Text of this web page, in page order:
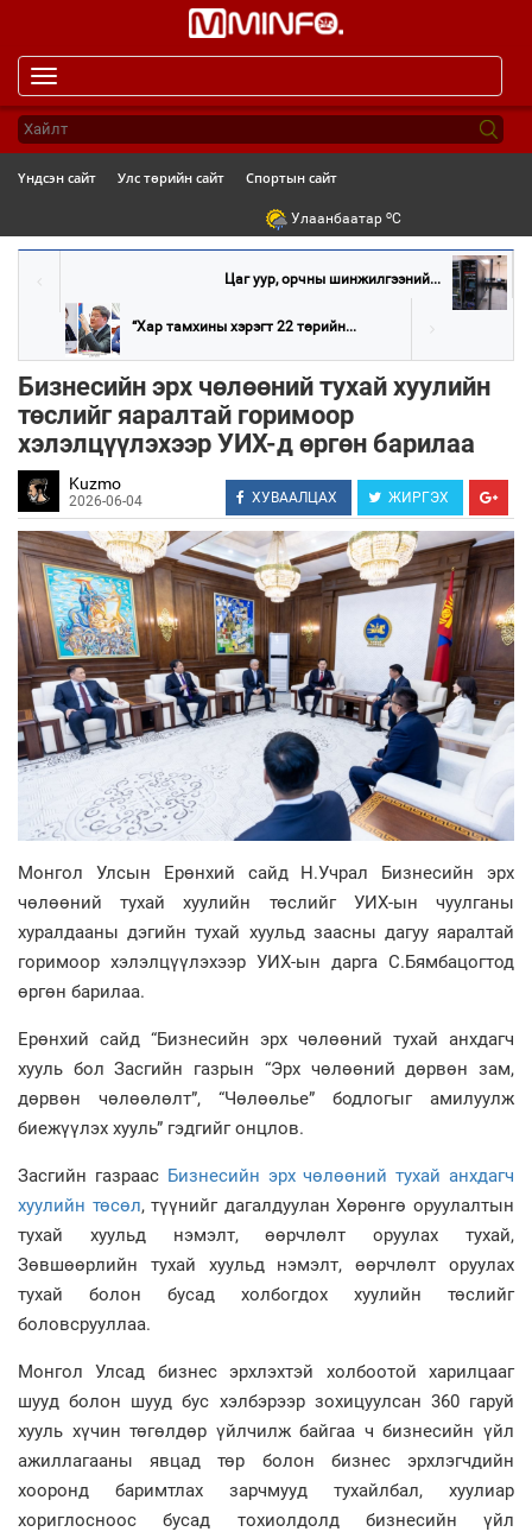
navigation
Үндсэн сайт Улс төрийн сайт Спортын сайт
Улаанбаатар oC
Цаг уур, орчны шинжилгээний...
“Хар тамхины хэрэгт 22 төрийн...
Бизнесийн эрх чөлөөний тухай хуулийн
төслийг яаралтай горимоор
хэлэлцүүлэхээр УИХ-д өргөн барилаа
Kuzmo
2026-06-04 ХУВААЛЦАХ ЖИРГЭХ
Монгол Улсын Ерөнхий сайд Н.Учрал Бизнесийн эрх
чөлөөний тухай хуулийн төслийг УИХ-ын чуулганы
хуралдааны дэгийн тухай хуульд заасны дагуу яаралтай
горимоор хэлэлцүүлэхээр УИХ-ын дарга С.Бямбацогтод
өргөн барилаа.
Ерөнхий сайд “Бизнесийн эрх чөлөөний тухай анхдагч
хууль бол Засгийн газрын “Эрх чөлөөний дөрвөн зам,
дөрвөн чөлөөлөлт”, “Чөлөөлье” бодлогыг амилуулж
биежүүлэх хууль” гэдгийг онцлов.
Засгийн газраасБизнесийн эрх чөлөөний тухай анхдагч
хуулийн төсөл, түүнийг дагалдуулан Хөрөнгө оруулалтын
тухай хуульд нэмэлт, өөрчлөлт оруулах тухай,
Зөвшөөрлийн тухай хуульд нэмэлт, өөрчлөлт оруулах
тухай болон бусад холбогдох хуулийн төслийг
боловсрууллаа.
Монгол Улсад бизнес эрхлэхтэй холбоотой харилцааг
шууд болон шууд бус хэлбэрээр зохицуулсан 360 гаруй
хууль хүчин төгөлдөр үйлчилж байгаа ч бизнесийн үйл
ажиллагааны явцад төр болон бизнес эрхлэгчдийн
хооронд баримтлах зарчмууд тухайлбал, хуулиар
хориглосноос бусад тохиолдолд бизнесийн үйл